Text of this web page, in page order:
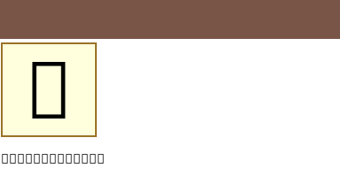
𨘌
「𨘌」字未收錄於本資料庫。